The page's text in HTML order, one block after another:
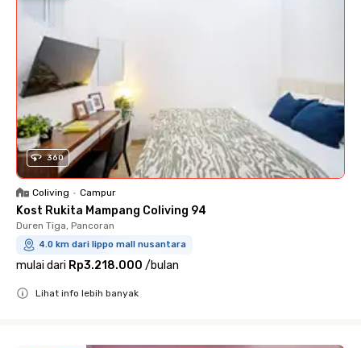
360
Coliving • Campur
Kost Rukita Mampang Coliving 94
Duren Tiga, Pancoran
4.0 km dari lippo mall nusantara
mulai dari Rp3.218.000 /bulan
Lihat info lebih banyak